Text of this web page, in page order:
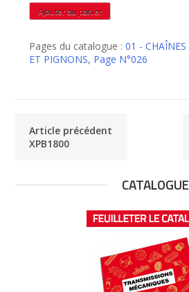
quantité
de
Ajouter au panier
Pages du catalogue :01 - CHAÎNES
ET PIGNONS, Page N°026
Article précédent
XPB1800
CATALOGUE